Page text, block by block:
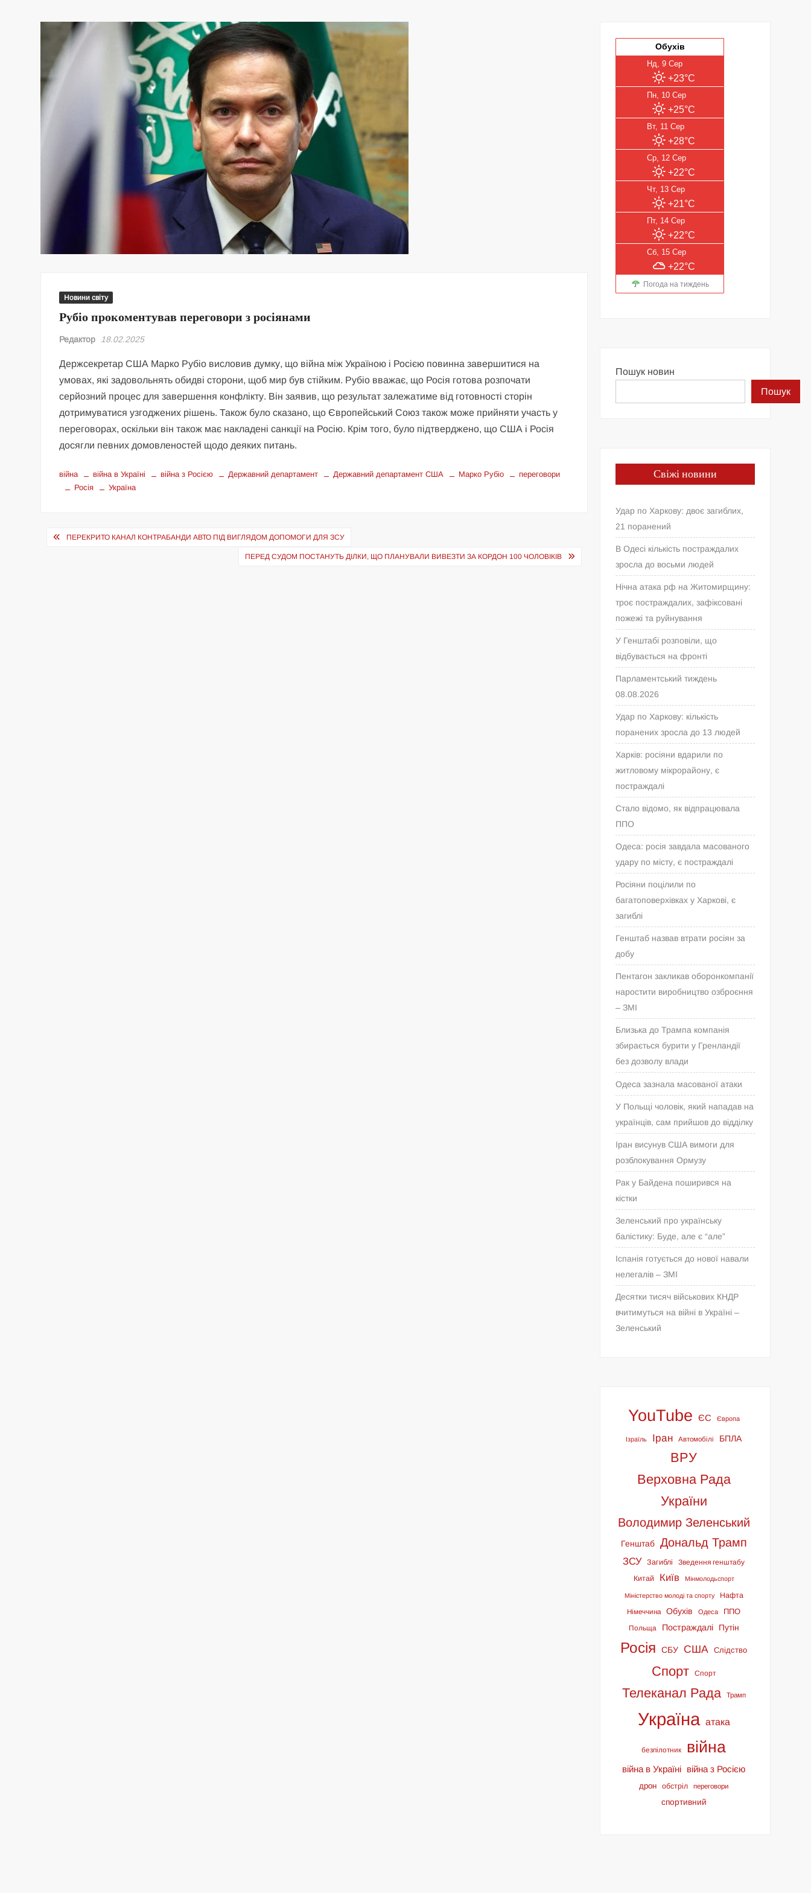
Новини світу
Рубіо прокоментував переговори з росіянами
Редактор 18.02.2025
Держсекретар США Марко Рубіо висловив думку, що війна між Україною і Росією повинна завершитися на
умовах, які задовольнять обидві сторони, щоб мир був стійким. Рубіо вважає, що Росія готова розпочати
серйозний процес для завершення конфлікту. Він заявив, що результат залежатиме від готовності сторін
дотримуватися узгоджених рішень. Також було сказано, що Європейський Союз також може прийняти участь у
переговорах, оскільки він також має накладені санкції на Росію. Крім того, було підтверджено, що США і Росія
досягли певних домовленостей щодо деяких питань.
війна війна в Україні війна з Росією Державний департамент Державний департамент США Марко Рубіо
переговори
Росія
Україна
Навігація
ПЕРЕКРИТО КАНАЛ КОНТРАБАНДИ АВТО ПІД ВИГЛЯДОМ ДОПОМОГИ ДЛЯ ЗСУ
ПЕРЕД СУДОМ ПОСТАНУТЬ ДІЛКИ, ЩО ПЛАНУВАЛИ ВИВЕЗТИ ЗА КОРДОН 100 ЧОЛОВІКІВ
Обухів
Нд, 9 Сер
+23°C
Пн, 10 Сер
+25°C
Вт, 11 Сер
+28°C
Ср, 12 Сер
+22°C
Чт, 13 Сер
+21°C
Пт, 14 Сер
+22°C
Сб, 15 Сер
+22°C
Погода на тиждень
Пошук новин
Пошук
Свіжі новини
Удар по Харкову: двоє загиблих,
21 поранений
В Одесі кількість постраждалих
зросла до восьми людей
Нічна атака рф на Житомирщину:
троє постраждалих, зафіксовані
пожежі та руйнування
У Генштабі розповіли, що
відбувається на фронті
Парламентський тиждень
08.08.2026
Удар по Харкову: кількість
поранених зросла до 13 людей
Харків: росіяни вдарили по
житловому мікрорайону, є
постраждалі
Стало відомо, як відпрацювала
ППО
Одеса: росія завдала масованого
удару по місту, є постраждалі
Росіяни поцілили по
багатоповерхівках у Харкові, є
загиблі
Генштаб назвав втрати росіян за
добу
Пентагон закликав оборонкомпанії
наростити виробництво озброєння
– ЗМІ
Близька до Трампа компанія
збирається бурити у Гренландії
без дозволу влади
Одеса зазнала масованої атаки
У Польщі чоловік, який нападав на
українців, сам прийшов до відділку
Іран висунув США вимоги для
розблокування Ормузу
Рак у Байдена поширився на
кістки
Зеленський про українську
балістику: Буде, але є “але”
Іспанія готується до нової навали
нелегалів – ЗМІ
Десятки тисяч військових КНДР
вчитимуться на війні в Україні –
Зеленський
YouTube ЄС Європа
Ізраїль Іран Автомобілі БПЛА
ВРУ
Верховна Рада
України
Володимир Зеленський
Генштаб Дональд Трамп
ЗСУ Загиблі
Зведення генштабу
Китай
Київ Мінмолодьспорт
Міністерство молоді та спорту Нафта
Німеччина Обухів Одеса ППО
Польща Постраждалі Путін
Росія СБУ США Слідство
Спорт Спорт
Телеканал Рада Трамп
Україна атака
безпілотник війна
війна в Україні війна з Росією
дрон обстріл переговори
спортивний